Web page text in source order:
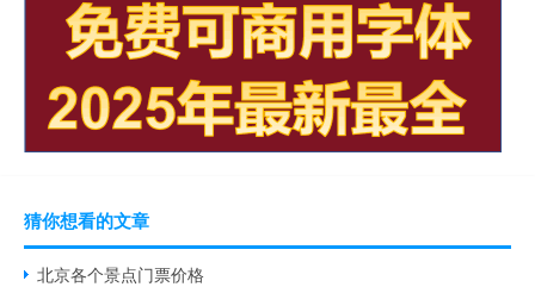
猜你想看的文章
北京各个景点门票价格